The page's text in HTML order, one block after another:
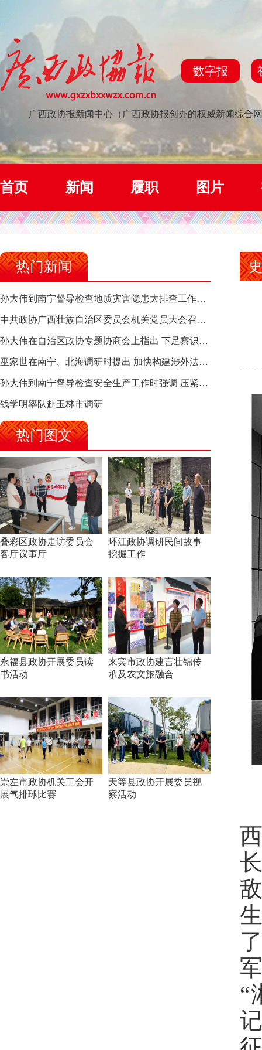
数字报
广西政协报新闻中心（广西政协报创办的权威新闻综合
首页 新闻 履职 图片
热门新闻
孙大伟到南宁督导检查地质灾害隐患大排查工作时强调 筑牢地质灾害安全防线 全力保障人民群众生命财产安全
中共政协广西壮族自治区委员会机关党员大会召开 选举产生新一届机关党委、机关纪委
孙大伟在自治区政协专题协商会上指出 下足察识谋督之功 恪尽服务大局之责 助推有色金属、关键金属产业高质量发展
巫家世在南宁、北海调研时提出 加快构建涉外法律供给集群 护航向海经济高质量发展
孙大伟到南宁督导检查安全生产工作时强调 压紧压实责任 狠抓隐患整治 坚决筑牢安全生产防线
钱学明率队赴玉林市调研
热门图文
叠彩区政协走访委员会
客厅议事厅
环江政协调研民间故事
挖掘工作
永福县政协开展委员读
书活动
来宾市政协建言壮锦传
承及农文旅融合
崇左市政协机关工会开
展气排球比赛
天等县政协开展委员视
察活动
“